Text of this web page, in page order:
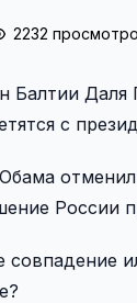
2232
Балтии Даля
с
Обама
России
совпадение